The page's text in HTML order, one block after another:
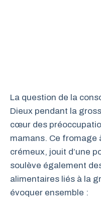
La question de la
Dieux pendant la
cœur des
mamans. Ce fromage
crémeux, jouit d’une
soulève également
alimentaires liés à la
évoquer ensemble :